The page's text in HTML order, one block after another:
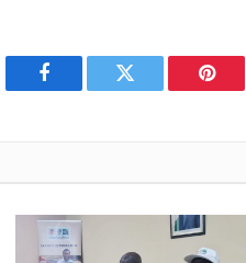
Facebook Twitter